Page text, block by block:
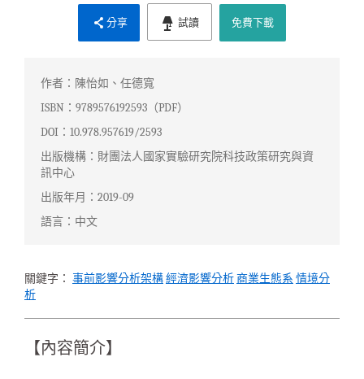
分享 試讀 免費下載
作者：陳怡如、任德寬
ISBN：9789576192593（PDF）
DOI：10.978.957619/2593
出版機構：財團法人國家實驗研究院科技政策研究與資
訊中心
出版年月：2019-09
語言：中文
關鍵字： 事前影響分析架構經濟影響分析商業生態系 情境分
析
【內容簡介】